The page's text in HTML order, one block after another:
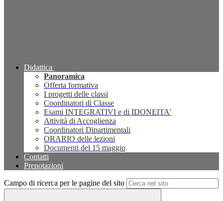
Didattica
Panoramica
Offerta formativa
I progetti delle classi
Coordinatori di Classe
Esami INTEGRATIVI e di IDONEITA'
Attività di Accoglienza
Coordinatori Dipartimentali
ORARIO delle lezioni
Documenti del 15 maggio
Contatti
Prenotazioni
Campo di ricerca per le pagine del sito